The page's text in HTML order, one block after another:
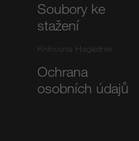
Soubory ke
stažení
Knihovna Hagleitner
Ochrana
osobních údajů